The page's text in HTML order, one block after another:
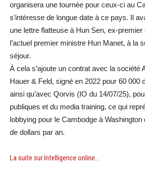
organisera une tournée pour ceux-ci au
s’intéresse de longue date à ce pays. Il
une lettre flatteuse à Hun Sen, ex-
l’actuel premier ministre Hun Manet, à la
séjour.
À cela s’ajoute un contrat avec la société
Hauer & Feld, signé en 2022 pour 60 000
ainsi qu’avec Qorvis (IO du 14/07/25),
publiques et du media training, ce qui
lobbying pour le Cambodge à Washington
de dollars par an.
La suite sur Intelligence online…